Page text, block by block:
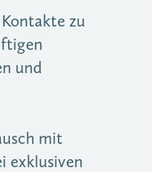
zu
und
mit
exklusiven